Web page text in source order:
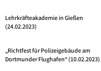
Lehrkräfteakademie in Gießen
(24.02.2023)
„Richtfest für Polizeigebäude am
Dortmunder Flughafen“ (10.02.2023)